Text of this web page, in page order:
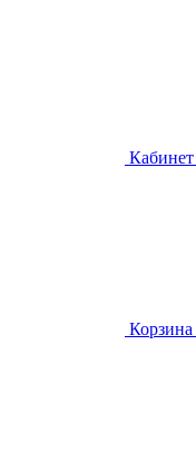
Кабинет
Корзина